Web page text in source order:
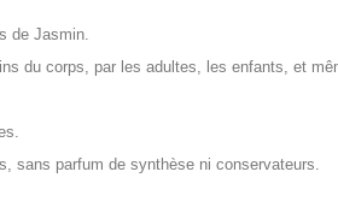
de Jasmin.
du corps, par les adultes, les enfants, et
sans parfum de synthèse ni conservateurs.